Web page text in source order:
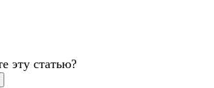
эту статью?